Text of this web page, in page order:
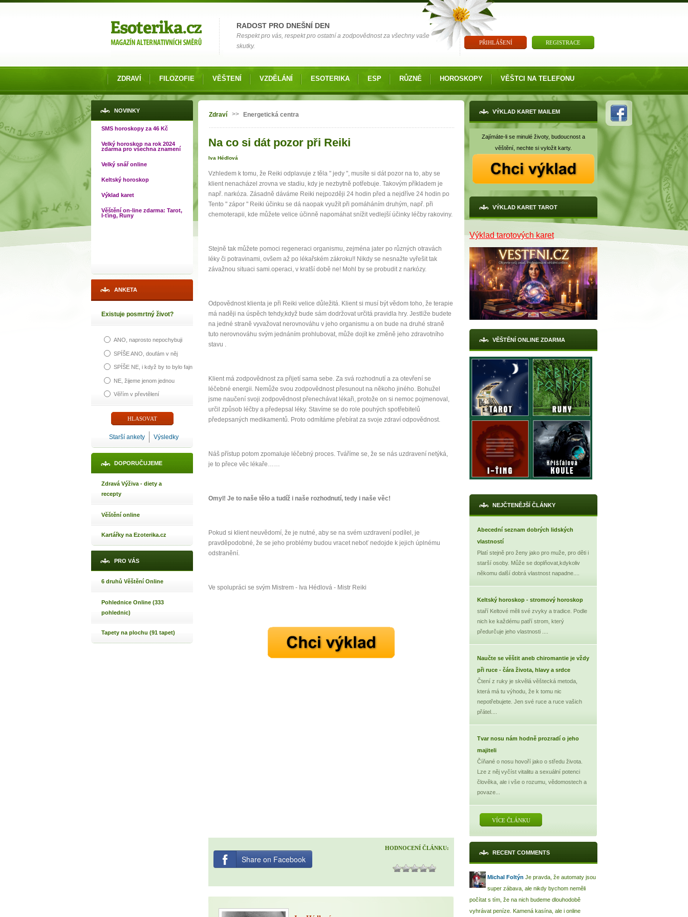
10 tipů pro zdravý a
plnohodnotný život
... všechny tipy zdarma.
Máte pocit, že jste unaveni hned jak ráno vstanete?
Jak mít více energie každý den
Nenávidíme spam stejně jako vy
X
RADOST PRO DNEŠNÍ DEN
Respekt pro vás, respekt pro ostatní a zodpovědnost za všechny vaše
skutky.
PŘIHLÁŠENÍ REGISTRACE
ZDRAVÍ FILOZOFIE VĚŠTENÍ VZDĚLÁNÍ ESOTERIKA ESP RŮZNÉ HOROSKOPY VĚŠTCI NA TELEFONU
NOVINKY
SMS horoskopy za 46 Kč
Velký horoskop na rok 2024
zdarma pro všechna znamení
Velký snář online
Keltský horoskop
Výklad karet
Věštění on-line zdarma: Tarot,
I-ťing, Runy
ANKETA
Existuje posmrtný život?
ANO, naprosto nepochybuji
SPÍŠE ANO, doufám v něj
SPÍŠE NE, i když by to bylo fajn
NE, žijeme jenom jednou
Věřím v převtělení
Starší ankety Výsledky
DOPORUČUJEME
Zdravá Výživa - diety a
recepty
Věštění online
Kartářky na Ezoterika.cz
PRO VÁS
6 druhů Věštění Online
Pohlednice Online (333
pohlednic)
Tapety na plochu (91 tapet)
Jste zde
Zdraví >> Energetická centra
Na co si dát pozor při Reiki
Iva Hédlová
Vzhledem k tomu, že Reiki odplavuje z těla " jedy ", musíte si dát pozor na to, aby se
klient nenacházel zrovna ve stadiu, kdy je nezbytně potřebuje. Takovým příkladem je
např. narkóza. Zásadně dáváme Reiki nejpozději 24 hodin před a nejdříve 24 hodin po
Tento " zápor " Reiki účinku se dá naopak využít při pomáháním druhým, např. při
chemoterapii, kde můžete velice účinně napomáhat snížit vedlejší účinky léčby rakoviny.
Stejně tak můžete pomoci regeneraci organismu, zejména jater po různých otravách
léky či potravinami, ovšem až po lékařském zákroku!! Nikdy se nesnažte vyřešit tak
závažnou situaci sami.operaci, v kratší době ne! Mohl by se probudit z narkózy.
Odpovědnost klienta je při Reiki velice důležitá. Klient si musí být vědom toho, že terapie
má naději na úspěch tehdy,když bude sám dodržovat určitá pravidla hry. Jestliže budete
na jedné straně vyvažovat nerovnováhu v jeho organismu a on bude na druhé straně
tuto nerovnováhu svým jednáním prohlubovat, může dojít ke změně jeho zdravotního
stavu .
Klient má zodpovědnost za přijetí sama sebe. Za svá rozhodnutí a za otevření se
léčebné energii. Nemůže svou zodpovědnost přesunout na někoho jiného. Bohužel
jsme naučení svoji zodpovědnost přenechávat lékaři, protože on si nemoc pojmenoval,
určil způsob léčby a předepsal léky. Stavíme se do role pouhých spotřebitelů
předepsaných medikamentů. Proto odmítáme přebírat za svoje zdraví odpovědnost.
Náš přístup potom zpomaluje léčebný proces. Tváříme se, že se nás uzdravení netýká,
je to přece věc lékaře……
Omyl! Je to naše tělo a tudíž i naše rozhodnutí, tedy i naše věc!
Pokud si klient neuvědomí, že je nutné, aby se na svém uzdravení podílel, je
pravděpodobné, že se jeho problémy budou vracet neboť nedojde k jejich úplnému
odstranění.
Ve spolupráci se svým Mistrem - Iva Hédlová - Mistr Reiki
HODNOCENÍ ČLÁNKU:
Share on Facebook
VÝKLAD KARET MAILEM
Zajímáte-li se minulé životy, budoucnost a
věštění, nechte si vyložit karty.
VÝKLAD KARET TAROT
Výklad tarotových karet
VĚŠTĚNÍ ONLINE ZDARMA
NEJČTENĚJŠÍ ČLÁNKY
Abecední seznam dobrých lidských
vlastností
Platí stejně pro ženy jako pro muže, pro děti i
starší osoby. Může se doplňovat,kdykoliv
někomu další dobrá vlastnost napadne....
Keltský horoskop - stromový horoskop
staří Keltové měli své zvyky a tradice. Podle
nich ke každému patří strom, který
předurčuje jeho vlastnosti ....
Naučte se věštit aneb chiromantie je vždy
při ruce - čára života, hlavy a srdce
Čtení z ruky je skvělá věštecká metoda,
která má tu výhodu, že k tomu nic
nepotřebujete. Jen své ruce a ruce vašich
přátel....
Tvar nosu nám hodně prozradí o jeho
majiteli
Číňané o nosu hovoří jako o středu života.
Lze z něj vyčíst vitalitu a sexuální potenci
člověka, ale i vše o rozumu, vědomostech a
povaze...
VÍCE ČLÁNKU
RECENT COMMENTS
Michal Foltýn Je pravda, že automaty jsou
super zábava, ale nikdy bychom neměli
počítat s tím, že na nich budeme dlouhodobě
vyhrávat peníze. Kamená kasína, ale i online